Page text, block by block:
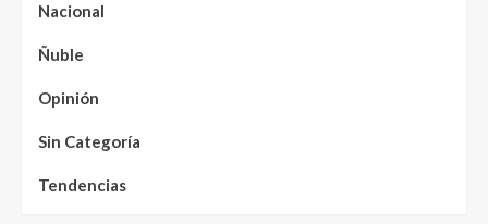
Nacional
Ñuble
Opinión
Sin Categoría
Tendencias